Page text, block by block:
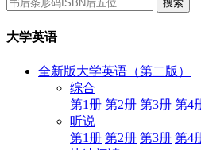
搜索
大学英语
全新版大学英语（第二版）
综合
第1册 第2册 第3册 第4
听说
第1册 第2册 第3册 第4